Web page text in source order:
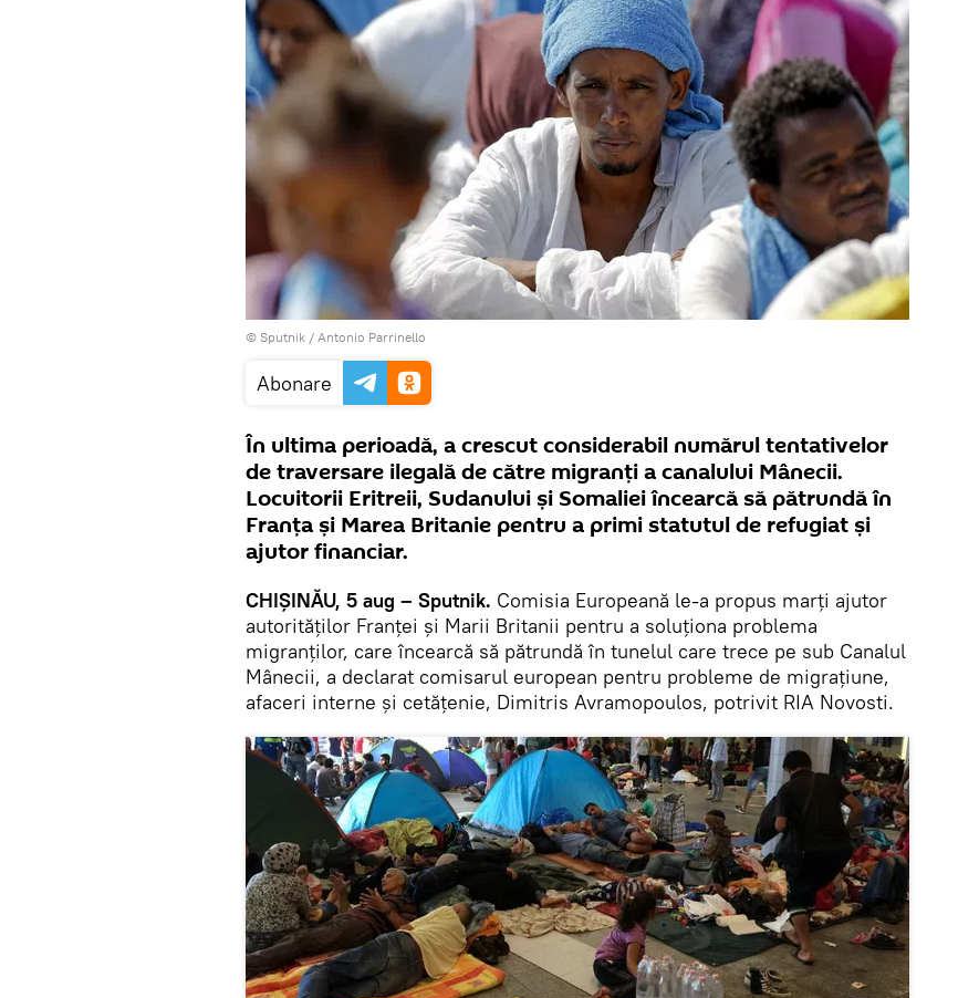
© Sputnik / Antonio Parrinello
Abonare
În ultima perioadă, a crescut considerabil numărul tentativelor
de traversare ilegală de către migranţi a canalului Mânecii.
Locuitorii Eritreii, Sudanului şi Somaliei încearcă să pătrundă în
Franţa şi Marea Britanie pentru a primi statutul de refugiat şi
ajutor financiar.
CHIŞINĂU, 5 aug – Sputnik. Comisia Europeană le-a propus marţi ajutor
autorităţilor Franţei şi Marii Britanii pentru a soluţiona problema
migranţilor, care încearcă să pătrundă în tunelul care trece pe sub Canalul
Mânecii, a declarat comisarul european pentru probleme de migraţiune,
afaceri interne şi cetăţenie, Dimitris Avramopoulos, potrivit RIA Novosti.